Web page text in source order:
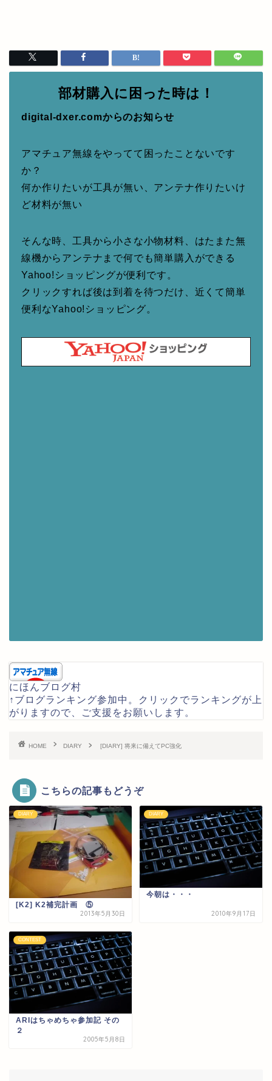
部材購入に困った時は！
digital-dxer.comからのお知らせ
アマチュア無線をやってて困ったことないです
か？
何か作りたいが工具が無い、アンテナ作りたいけ
ど材料が無い
そんな時、工具から小さな小物材料、はたまた無
線機からアンテナまで何でも簡単購入ができる
Yahoo!ショッピングが便利です。
クリックすれば後は到着を待つだけ、近くて簡単
便利なYahoo!ショッピング。
にほんブログ村
↑ブログランキング参加中。クリックでランキングが上
がりますので、ご支援をお願いします。
HOME DIARY [DIARY] 将来に備えてPC強化
こちらの記事もどうぞ
DIARY
[K2] K2補完計画 ⑤
2013年5月30日
DIARY
今朝は・・・
2010年9月17日
CONTEST
ARIはちゃめちゃ参加記 その
２
2005年5月8日